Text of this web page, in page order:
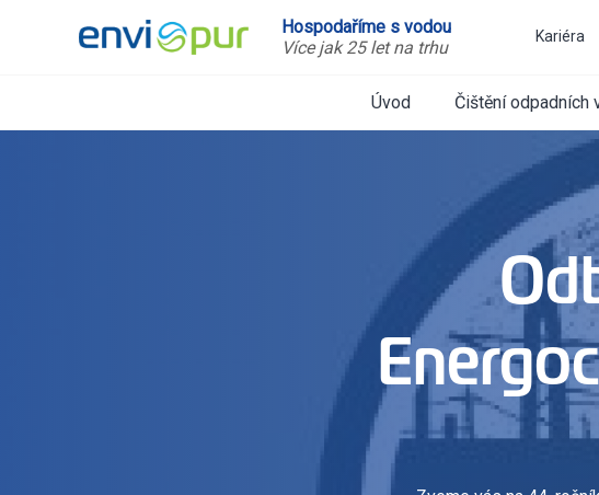
Hospodaříme s vodou
Více jak 25 let na trhu
Kariéra
Úvod Čištění odpadních